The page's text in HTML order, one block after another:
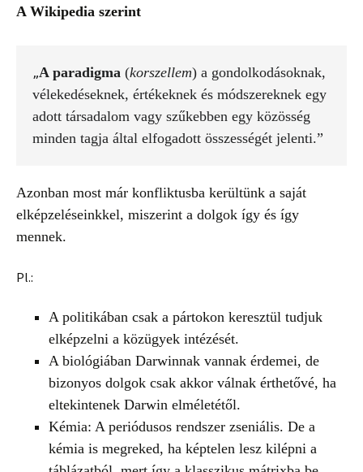
A Wikipedia szerint
„A paradigma (korszellem) a gondolkodásoknak,
vélekedéseknek, értékeknek és módszereknek egy
adott társadalom vagy szűkebben egy közösség
minden tagja által elfogadott összességét jelenti.”
Azonban most már konfliktusba kerültünk a saját
elképzeléseinkkel, miszerint a dolgok így és így
mennek.
Pl.:
A politikában csak a pártokon keresztül tudjuk
elképzelni a közügyek intézését.
A biológiában Darwinnak vannak érdemei, de
bizonyos dolgok csak akkor válnak érthetővé, ha
eltekintenek Darwin elméletétől.
Kémia: A periódusos rendszer zseniális. De a
kémia is megreked, ha képtelen lesz kilépni a